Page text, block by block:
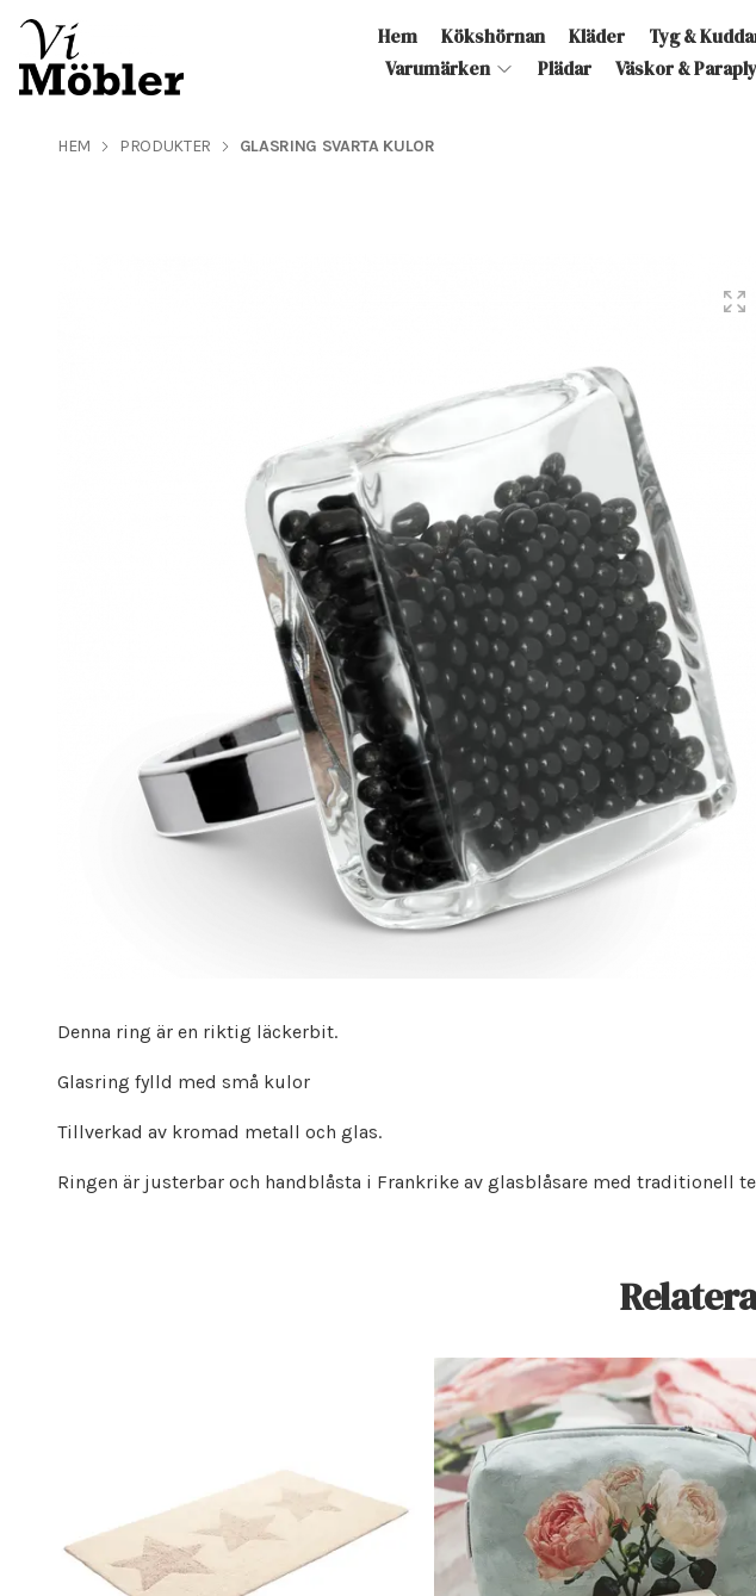
Hem Kökshörnan Kläder Tyg &
Varumärken
Plädar Väskor & Paraply
HEM PRODUKTER GLASRING SVARTA KULOR
Denna ring är en riktig läckerbit.
Glasring fylld med små kulor
Tillverkad av kromad metall och glas.
Ringen är justerbar och handblåsta i Frankrike av glasblåsare med traditionell